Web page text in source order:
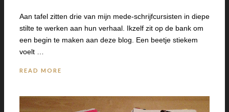
Aan tafel zitten drie van mijn mede-schrijfcursisten in diepe
stilte te werken aan hun verhaal. Ikzelf zit op de bank om
een begin te maken aan deze blog. Een beetje stiekem
voelt …
READ MORE